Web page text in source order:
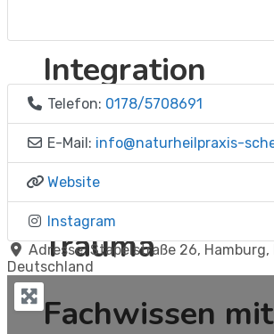
Erleben zur
Integration
EMDR
Trauma
Fachwissen mit
Telefon: 0178/5708691
E-Mail: info@naturheilpraxis-
Website
Instagram
Adresse:Stapelstraße 26, Hamburg,
Deutschland